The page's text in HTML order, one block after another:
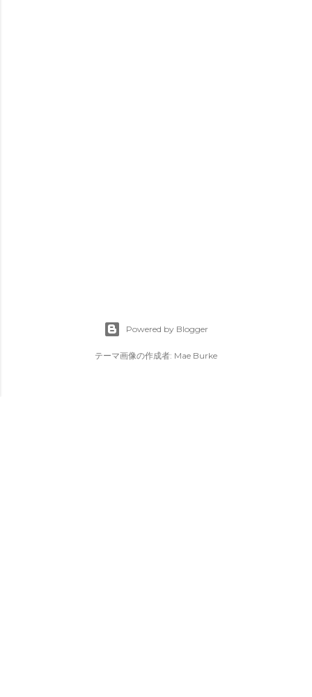
Powered by Blogger
テーマ画像の作成者: Mae Burke